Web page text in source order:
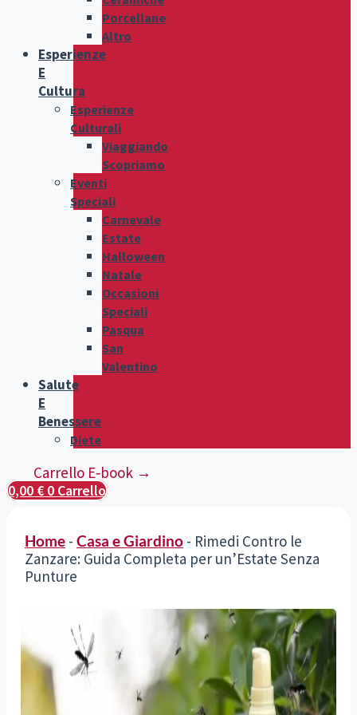
Porcellane
Altro
Esperienze
E
Cultura
Esperienze
Culturali
Viaggiando
Scopriamo
Eventi
Speciali
Carnevale
Estate
Halloween
Natale
Occasioni
Speciali
Pasqua
San
Valentino
Salute
E
Benessere
Diete
Carrello E‑book →
0,00 € 0 Carrello
Home- Casa e Giardino- Rimedi Contro le
Zanzare: Guida Completa per un’Estate Senza
Punture